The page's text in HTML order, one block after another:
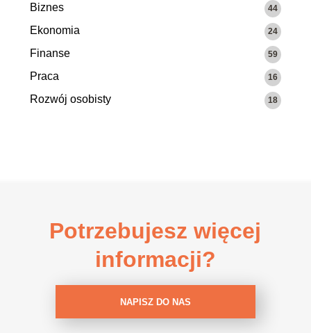
Biznes 44
Ekonomia 24
Finanse 59
Praca 16
Rozwój osobisty 18
Potrzebujesz więcej
informacji?
NAPISZ DO NAS